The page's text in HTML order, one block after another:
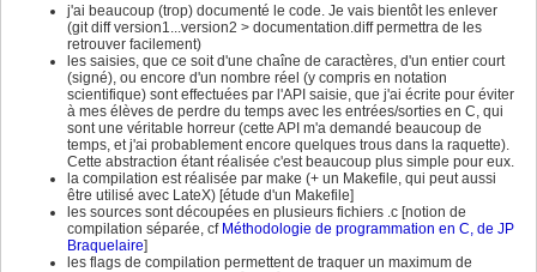
j'ai beaucoup (trop) documenté le code. Je vais bientôt les enlever
(git diff version1...version2 > documentation.diff permettra de les
retrouver facilement)
les saisies, que ce soit d'une chaîne de caractères, d'un entier court
(signé), ou encore d'un nombre réel (y compris en notation
scientifique) sont effectuées par l'API saisie, que j'ai écrite pour éviter
à mes élèves de perdre du temps avec les entrées/sorties en C, qui
sont une véritable horreur (cette API m'a demandé beaucoup de
temps, et j'ai probablement encore quelques trous dans la raquette).
Cette abstraction étant réalisée c'est beaucoup plus simple pour eux.
la compilation est réalisée par make (+ un Makefile, qui peut aussi
être utilisé avec LateX) [étude d'un Makefile]
les sources sont découpées en plusieurs fichiers .c [notion de
compilation séparée, cf Méthodologie de programmation en C, de JP
Braquelaire]
les flags de compilation permettent de traquer un maximum de